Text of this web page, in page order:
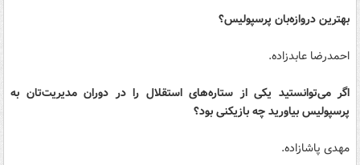
بهترین دروازه‌بان پرسپولیس؟
احمدرضا عابدزاده.
اگر می‌توانستید یکی از ستاره‌های استقلال را در دوران مدیریت‌تان به
پرسپولیس بیاورید چه بازیکنی بود؟
مهدی پاشازاده.